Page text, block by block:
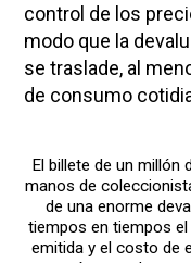
control de los
modo que la
se traslade, al
de consumo
El billete de un millón
manos de
de una enorme
tiempos en tiempos
emitida y el costo de